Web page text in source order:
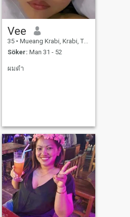
Vee
35 • Mueang Krabi, Krabi, Thailand
Söker: Man 31 - 52
ผมดำ